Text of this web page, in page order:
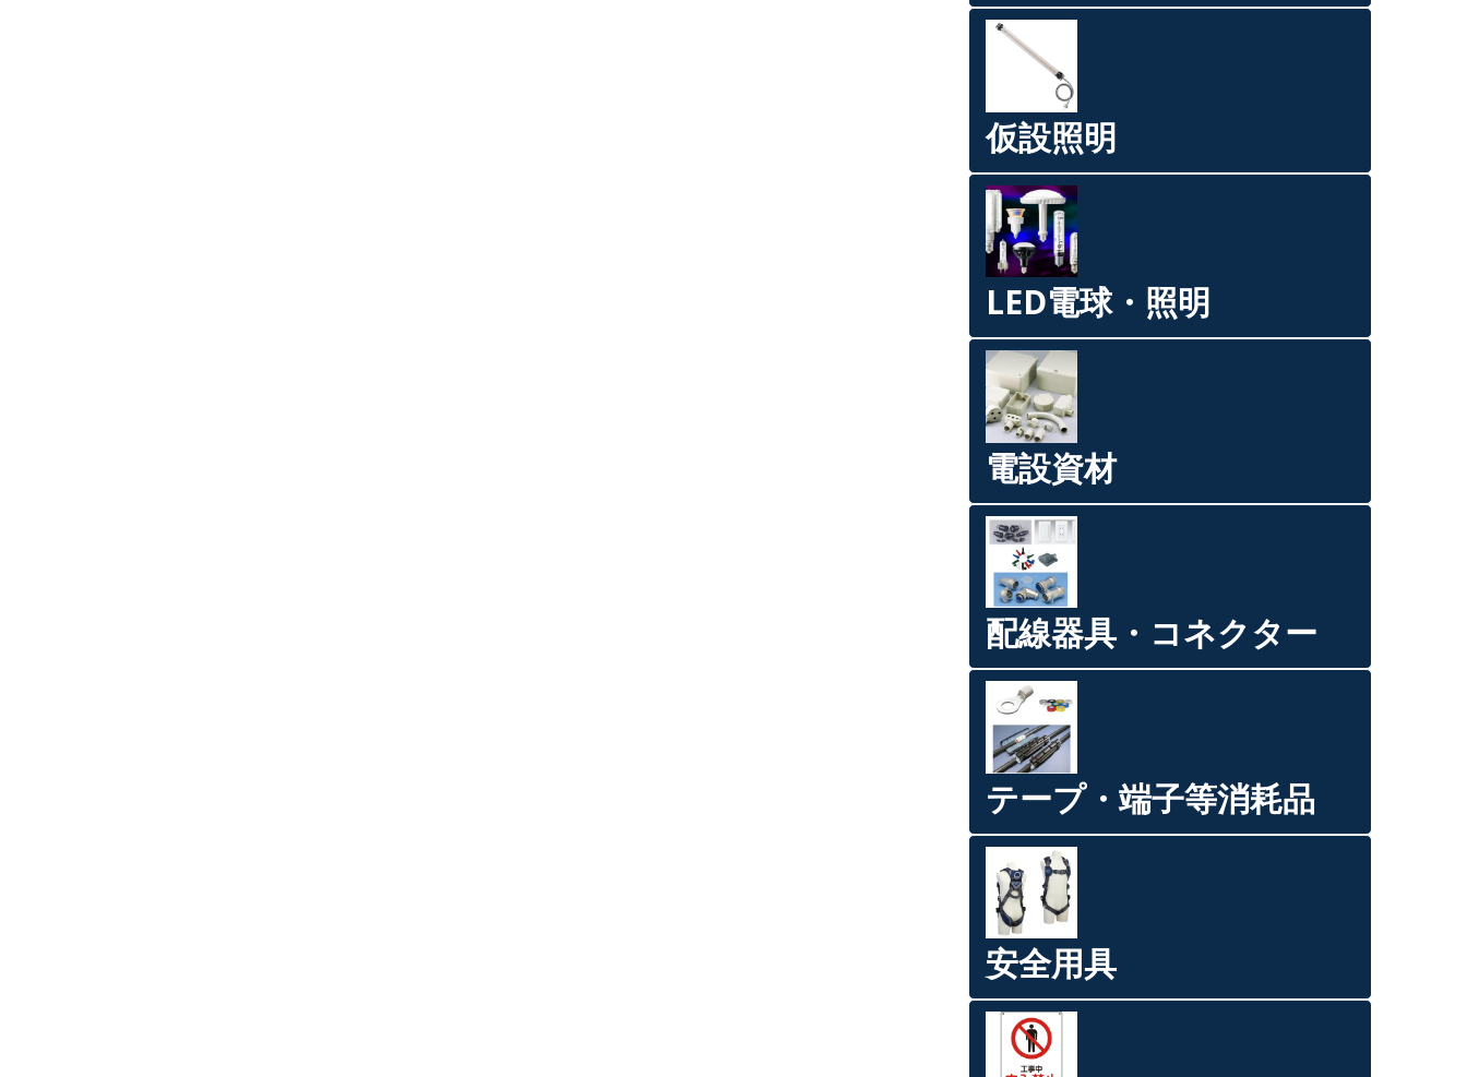
仮設照明
LED電球・照明
電設資材
配線器具・コネクター
テープ・端子等消耗品
安全用具